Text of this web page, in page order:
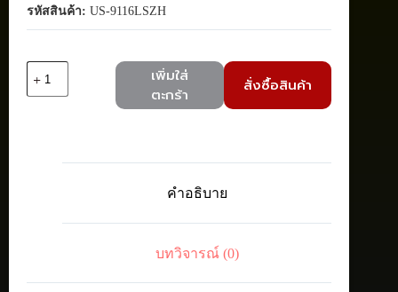
รหัสสินค้า: US-9116LSZH
Link
w/Cross
LSZH
เพิ่มใส่
ตะกร้า
สั่งซื้อสินค้า
คำอธิบาย
บทวิจารณ์ (0)